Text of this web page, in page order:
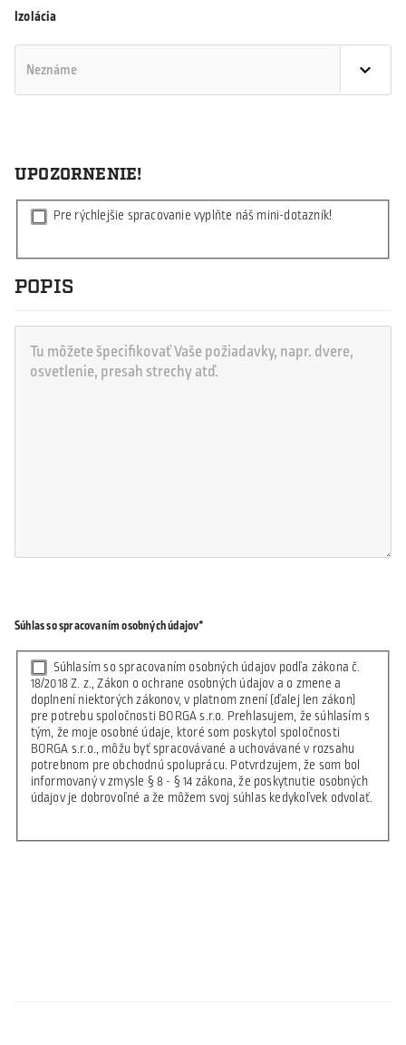
Izolácia
UPOZORNENIE!
Pre rýchlejšie spracovanie vyplňte náš mini-dotazník!
POPIS
Súhlas so spracovaním osobných údajov*
Súhlasím so spracovaním osobných údajov podľa zákona č.
18/2018 Z. z., Zákon o ochrane osobných údajov a o zmene a
doplnení niektorých zákonov, v platnom znení (ďalej len zákon)
pre potrebu spoločnosti BORGA s.r.o. Prehlasujem, že súhlasím s
tým, že moje osobné údaje, ktoré som poskytol spoločnosti
BORGA s.r.o., môžu byť spracovávané a uchovávané v rozsahu
potrebnom pre obchodnú spoluprácu. Potvrdzujem, že som bol
informovaný v zmysle § 8 - § 14 zákona, že poskytnutie osobných
údajov je dobrovoľné a že môžem svoj súhlas kedykoľvek odvolať.